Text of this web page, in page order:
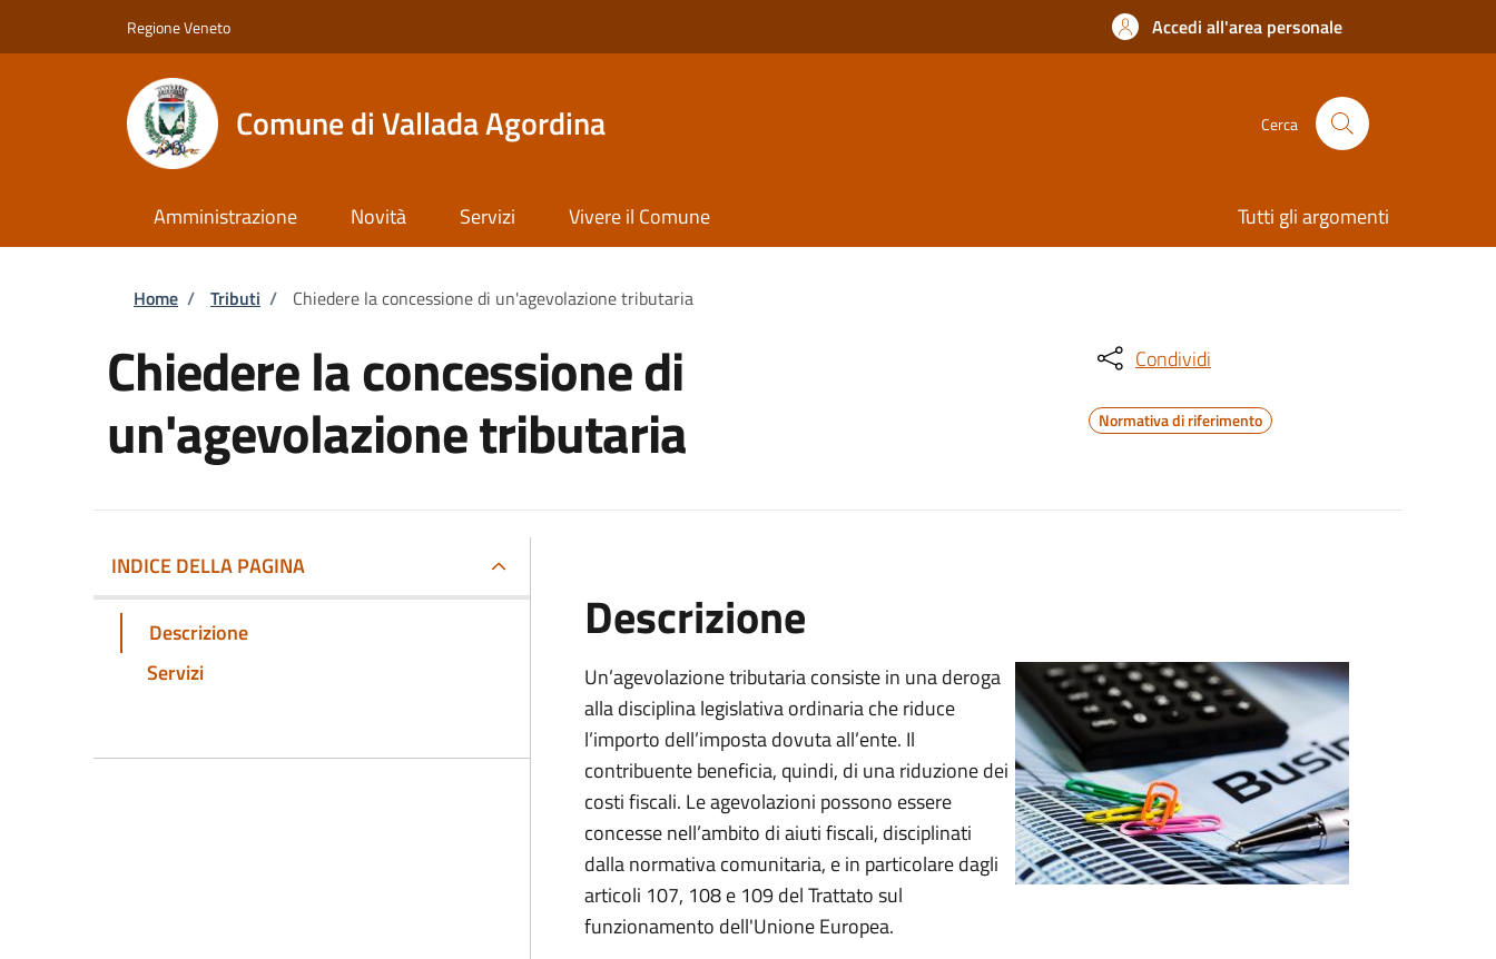
Regione Veneto Accedi all'area personale
Comune di Vallada Agordina Cerca
Amministrazione Novità Servizi Vivere il Comune Tutti gli argomenti
Briciole di pane
Home / Tributi / Chiedere la concessione di un'agevolazione tributaria
Chiedere la concessione di
un'agevolazione tributaria
Condividi
Normativa di riferimento
INDICE DELLA PAGINA
Descrizione
Servizi
Descrizione
Un’agevolazione tributaria consiste in una deroga
alla disciplina legislativa ordinaria che riduce
l’importo dell’imposta dovuta all’ente. Il
contribuente beneficia, quindi, di una riduzione dei
costi fiscali. Le agevolazioni possono essere
concesse nell’ambito di aiuti fiscali, disciplinati
dalla normativa comunitaria, e in particolare dagli
articoli 107, 108 e 109 del Trattato sul
funzionamento dell'Unione Europea.